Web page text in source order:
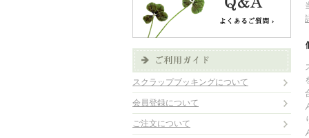
スクラップブッキングについて
会員登録について
ご注文について